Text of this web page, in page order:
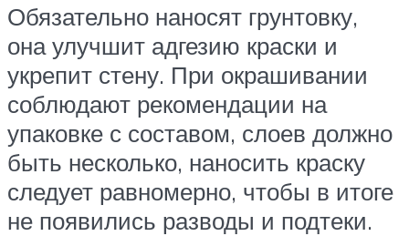
Обязательно наносят грунтовку,
она улучшит адгезию краски и
укрепит стену. При окрашивании
соблюдают рекомендации на
упаковке с составом, слоев должно
быть несколько, наносить краску
следует равномерно, чтобы в итоге
не появились разводы и подтеки.